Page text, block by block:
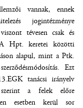
vannak, ennek
jogintézménye
tévesen csak és
A Hpt. keretei közötti
alapul, mint a Ptk.
Ezt
tanácsi irányelv
a felek előre
esetben kerül sor